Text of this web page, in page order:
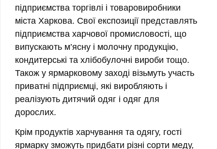
підприємства торгівлі і товаровиробники
міста Харкова. Свої експозиції представлять
підприємства харчової промисловості, що
випускають м’ясну і молочну продукцію,
кондитерські та хлібобулочні вироби тощо.
Також у ярмарковому заході візьмуть участь
приватні підприємці, які виробляють і
реалізують дитячий одяг і одяг для
дорослих.
Крім продуктів харчування та одягу, гості
ярмарку зможуть придбати різні сорти меду,